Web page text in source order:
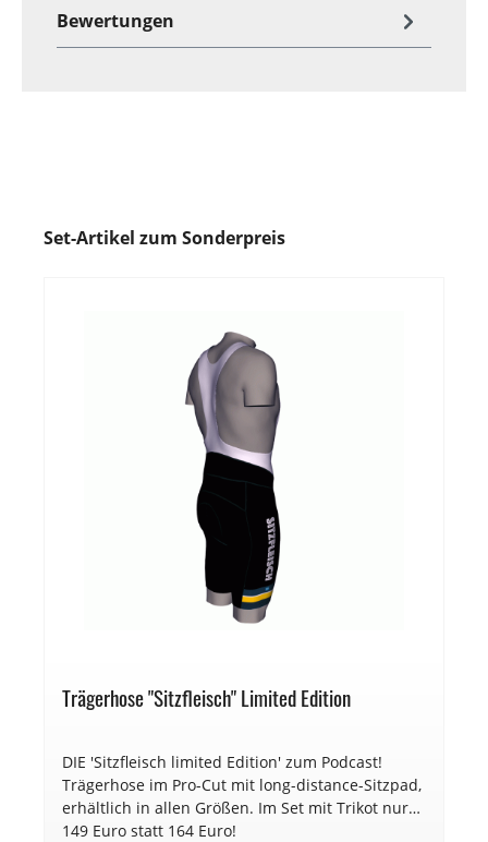
Bewertungen
Set-Artikel zum Sonderpreis
Trägerhose "Sitzfleisch" Limited Edition
DIE 'Sitzfleisch limited Edition' zum Podcast!
Trägerhose im Pro-Cut mit long-distance-Sitzpad,
erhältlich in allen Größen. Im Set mit Trikot nur
149 Euro statt 164 Euro!